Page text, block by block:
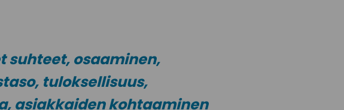
suhteet, osaaminen,
tuloksellisuus,
asiakkaiden kohtaaminen